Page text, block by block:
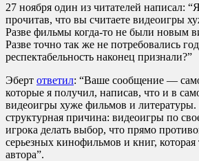
27 ноября один из читателей написал:
прочитав, что вы считаете видеоигры
Разве фильмы когда-то не были новым
Разве точно так же не потребовались
респектабельность наконец признали?”
Эберт ответил: “Ваше сообщение —
которые я получил, написав, что и в
видеоигры хуже фильмов и литературы.
структурная причина: видеоигры по
игрока делать выбор, что прямо
серьезных кинофильмов и книг, которая
автора”.